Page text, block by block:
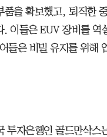
품을 확보했고, 퇴직한
이들은 EUV 장비를 역
들은 비밀 유지를 위해
투자은행인 골드만삭스